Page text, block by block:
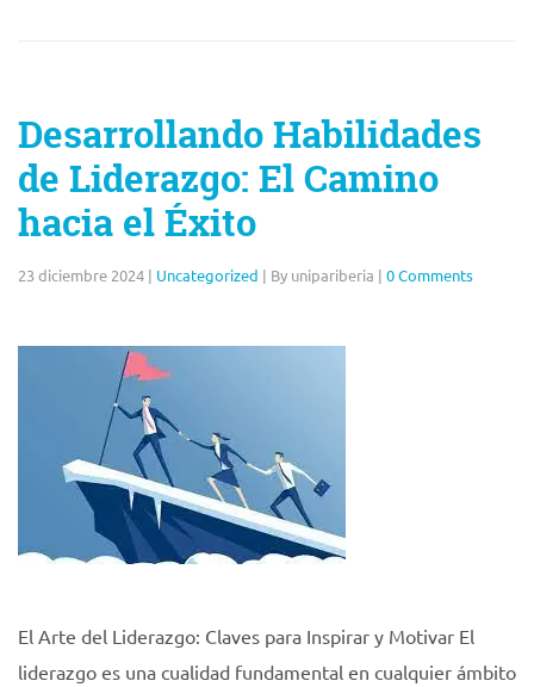
Desarrollando Habilidades
de Liderazgo: El Camino
hacia el Éxito
23 diciembre 2024 | Uncategorized | By unipariberia | 0 Comments
El Arte del Liderazgo: Claves para Inspirar y Motivar El
liderazgo es una cualidad fundamental en cualquier ámbito